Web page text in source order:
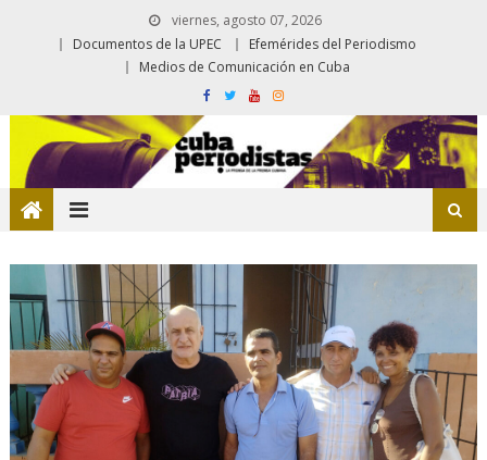
viernes, agosto 07, 2026
Documentos de la UPEC
Efemérides del Periodismo
Medios de Comunicación en Cuba